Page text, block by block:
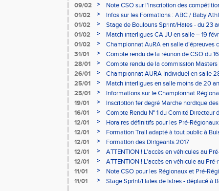
09/02
>
Note CSO sur l'inscription des
01/02
>
Infos sur les Formations : ABC / Baby
01/02
>
Stage de Boulouris Sprint/Haies - du 23
01/02
>
Match interligues CA JU en salle – 19
01/02
>
Championnat AuRA en salle d’épreuves
- le 12 février
31/01 >
Compte rendu de la réunon de CSO du
28/01
>
Compte rendu de la commission
à Bourgoin
26/01 >
Championnat AURA Individuel en salle
25/01
>
Match interligues en salle moins de 20
25/01
>
Informations sur le Championnat
05/02
19/01 >
Inscription 1er degré Marche nordique
03/02 (sous condition)
16/01 >
Compte Rendu N° 1 du Comité Directeur
12/01
>
Horaires définitifs pour les Pré-
Aubière
12/01 >
Formation Trail adapté à tout public à
12/01
>
Formation des Dirigeants 2017
12/01
>
ATTENTION ! L'accès en véhicules au
Bains sera réglementé
12/01 >
ATTENTION ! L'accès en véhicule au
Bains sera réglementé
11/01 >
Note CSO pour les Régionaux et Pré-
11/01
> Stage Sprint/Haies de Istres - déplacé à